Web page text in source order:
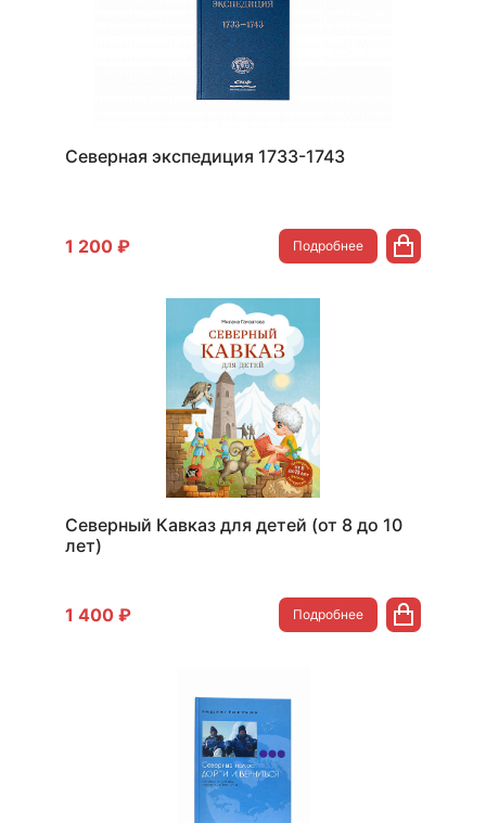
Северная экспедиция 1733-1743
1 200 ₽ Подробнее
Северный Кавказ для детей (от 8 до 10
лет)
1 400 ₽ Подробнее